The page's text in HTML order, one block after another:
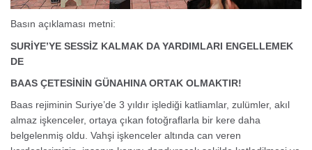
Basın açıklaması metni:
SURİYE’YE SESSİZ KALMAK DA YARDIMLARI ENGELLEMEK
DE
BAAS ÇETESİNİN GÜNAHINA ORTAK OLMAKTIR!
Baas rejiminin Suriye’de 3 yıldır işlediği katliamlar, zulümler, akıl
almaz işkenceler, ortaya çıkan fotoğraflarla bir kere daha
belgelenmiş oldu. Vahşi işkenceler altında can veren